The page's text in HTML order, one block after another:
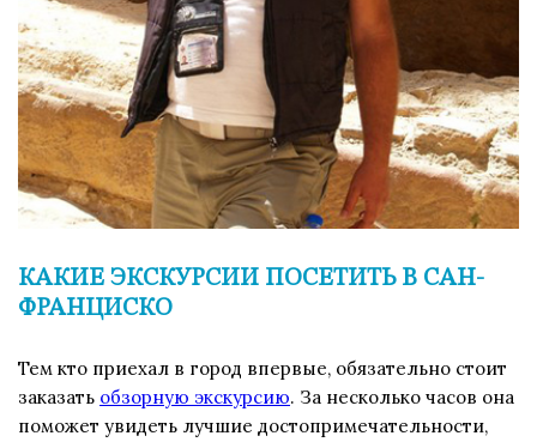
КАКИЕ ЭКСКУРСИИ ПОСЕТИТЬ В САН-
ФРАНЦИСКО
Тем кто приехал в город впервые, обязательно стоит
заказать обзорную экскурсию. За несколько часов она
поможет увидеть лучшие достопримечательности,